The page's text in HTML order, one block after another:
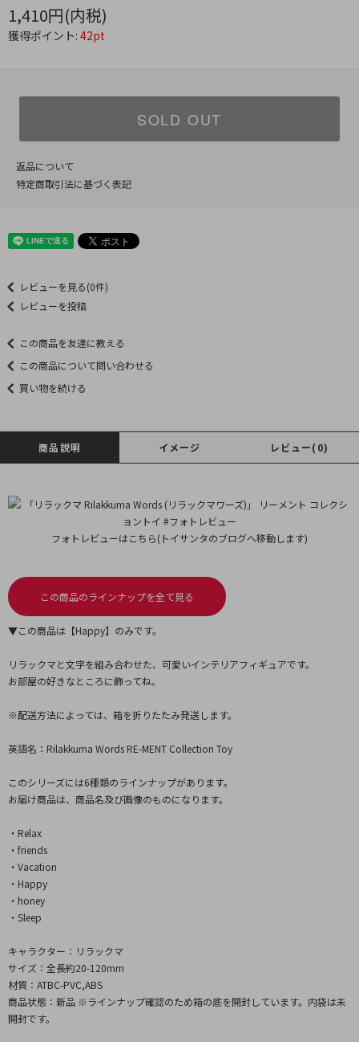
1,410円(内税)
獲得ポイント: 42pt
SOLD OUT
返品について
特定商取引法に基づく表記
レビューを見る(0件)
レビューを投稿
この商品を友達に教える
この商品について問い合わせる
買い物を続ける
商品説明 イメージ レビュー(0)
フォトレビューはこちら(トイサンタのブログへ移動します)
この商品のラインナップを全て見る
▼この商品は【Happy】のみです。
リラックマと文字を組み合わせた、可愛いインテリアフィギュアです。
お部屋の好きなところに飾ってね。
※配送方法によっては、箱を折りたたみ発送します。
英語名：Rilakkuma Words RE-MENT Collection Toy
このシリーズには6種類のラインナップがあります。
お届け商品は、商品名及び画像のものになります。
・Relax
・friends
・Vacation
・Happy
・honey
・Sleep
キャラクター：リラックマ
サイズ：全長約20-120mm
材質：ATBC-PVC,ABS
商品状態：新品 ※ラインナップ確認のため箱の底を開封しています。内袋は未
開封です。